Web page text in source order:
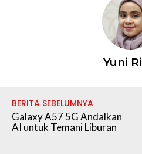
Yuni
BERITA SEBELUMNYA
Galaxy A57 5G Andalkan
AI untuk Temani Liburan